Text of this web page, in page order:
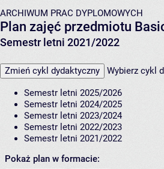
ARCHIWUM PRAC DYPLOMOWYCH
Plan zajęć przedmiotu
Semestr letni 2021/2022
Zmień cykl dydaktyczny Wybierz cykl
Semestr letni 2025/2026
Semestr letni 2024/2025
Semestr letni 2023/2024
Semestr letni 2022/2023
Semestr letni 2021/2022
Pokaż plan w formacie: